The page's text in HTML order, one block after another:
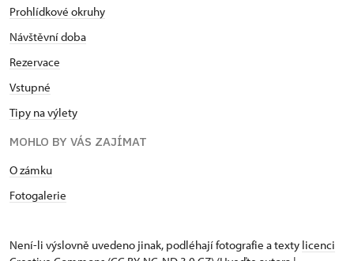
Prohlídkové okruhy
Návštěvní doba
Rezervace
Vstupné
Tipy na výlety
MOHLO BY VÁS ZAJÍMAT
O zámku
Fotogalerie
Není-li výslovně uvedeno jinak, podléhají fotografie a texty licenci